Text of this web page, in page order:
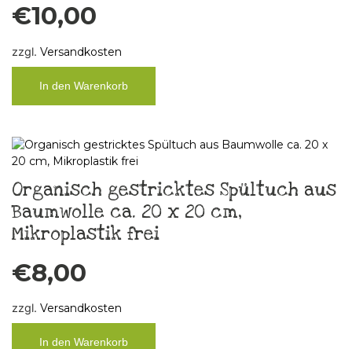
€10,00
zzgl. Versandkosten
In den Warenkorb
Organisch gestricktes Spültuch aus
Baumwolle ca. 20 x 20 cm,
Mikroplastik frei
€8,00
zzgl. Versandkosten
In den Warenkorb